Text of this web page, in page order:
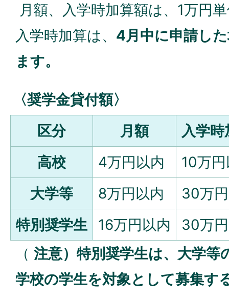
月額、入学時加算額は、1万円
入学時加算は、 4月中に申請し
ます。
〈奨学金貸付額〉
区分
月額
入学
高校
4万円以内
10万
大学等
8万円以内
30万
特別奨学生
16万円以内
30万
（ 注意）特別奨学生は、大学等
学校の学生を対象として募集す